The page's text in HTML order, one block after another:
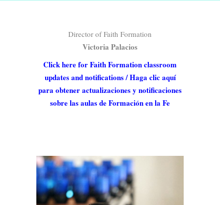
Director of Faith Formation
Victoria Palacios
Click here for Faith Formation classroom
updates and notifications / Haga clic aquí
para obtener actualizaciones y notificaciones
sobre las aulas de Formación en la Fe